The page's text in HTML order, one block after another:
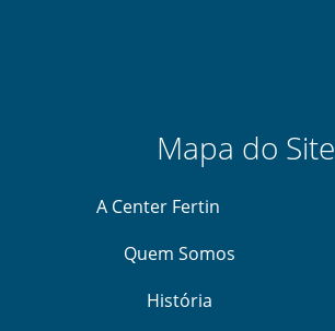
Mapa do Site
A Center Fertin
Quem Somos
História